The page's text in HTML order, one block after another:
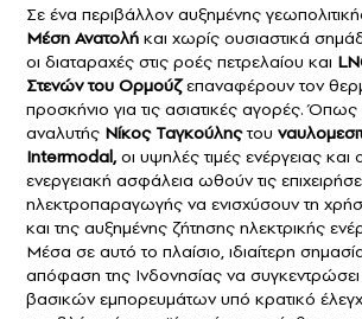
Σε ένα περιβάλλον αυξημένης
Μέση Ανατολή και χωρίς ουσιαστικά
οι διαταραχές στις ροές πετρελαίου και
Στενών του Ορμούζ επαναφέρουν τον
προσκήνιο για τις ασιατικές αγορές. Όπως
αναλυτής Νίκος Ταγκούληςτου
Intermodal,οι υψηλές τιμές ενέργειας και
ενεργειακή ασφάλεια ωθούν τις
ηλεκτροπαραγωγής να ενισχύσουν τη
και της αυξημένης ζήτησης ηλεκτρικής
Μέσα σε αυτό το πλαίσιο, ιδιαίτερη
απόφαση της Ινδονησίας να συγκεντρώσει
βασικών εμπορευμάτων υπό κρατικό